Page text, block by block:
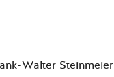
Walter Steinmeier